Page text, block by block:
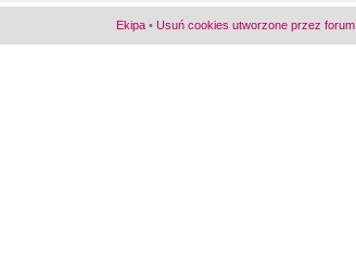
Ekipa • Usuń cookies utworzone przez forum